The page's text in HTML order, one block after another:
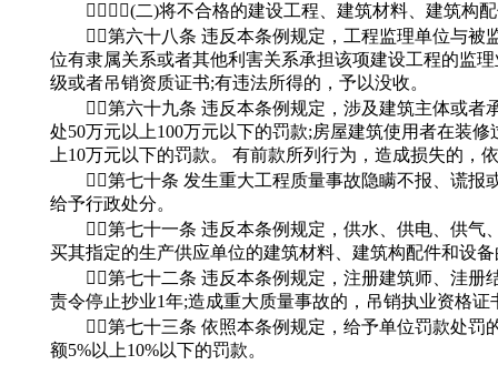
(二)将不合格的建设工程、建筑材料、建筑构配
第六十八条 违反本条例规定，工程监理单位与被
位有隶属关系或者其他利害关系承担该项建设工程的监
级或者吊销资质证书;有违法所得的，予以没收。
第六十九条 违反本条例规定，涉及建筑主体或者
处50万元以上100万元以下的罚款;房屋建筑使用者在装
上10万元以下的罚款。 有前款所列行为，造成损失的，
第七十条 发生重大工程质量事故隐瞒不报、谎报
给予行政处分。
第七十一条 违反本条例规定，供水、供电、供气
买其指定的生产供应单位的建筑材料、建筑构配件和设
第七十二条 违反本条例规定，注册建筑师、洼册
责令停止抄业1年;造成重大质量事故的，吊销执业资格
第七十三条 依照本条例规定，给予单位罚款处罚
额5%以上10%以下的罚款。